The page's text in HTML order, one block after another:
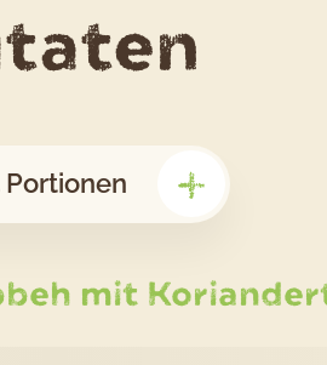
das
Portionen +
mit